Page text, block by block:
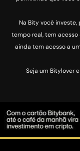
Na Bity você
tempo real, tem
ainda tem acesso a
Seja um Bitylover